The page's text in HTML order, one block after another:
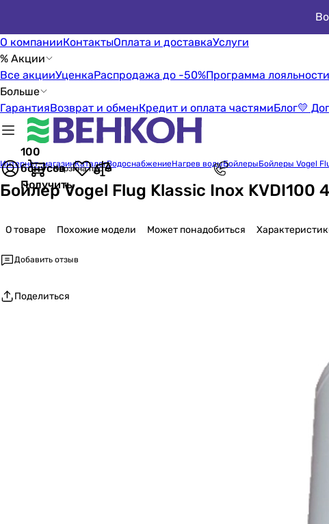
О компанииКонтактыОплата и доставкаУслуги
% Акции
Все акцииУценкаРаспродажа до -50%Программа лояльности
Больше
ГарантияВозврат и обменКредит и оплата частямиБлог💛
100
бонусов
Получить
Корзина пуста
Интернет-магазинКаталогВодоснабжениеНагрев водыБойлерыБойлеры Vogel
Бойлер Vogel Flug Klassic Inox KVDI100
О товаре Похожие модели Может понадобиться
Добавить отзыв
Поделиться